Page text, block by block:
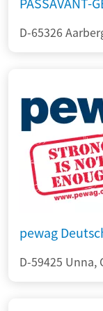
D-65326
pewag
D-59425